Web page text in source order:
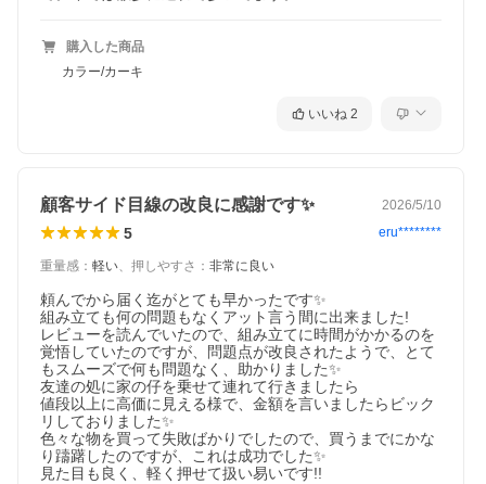
購入した商品
カラー/カーキ
いいね 2
顧客サイド目線の改良に感謝です✨ 2026/5/10
5 eru********
重量感 ： 軽い、 押しやすさ ： 非常に良い
頼んでから届く迄がとても早かったです✨
組み立ても何の問題もなくアット言う間に出来ました!
レビューを読んでいたので、組み立てに時間がかかるのを
覚悟していたのですが、問題点が改良されたようで、とて
もスムーズで何も問題なく、助かりました✨
友達の処に家の仔を乗せて連れて行きましたら
値段以上に高価に見える様で、金額を言いましたらビック
リしておりました✨
色々な物を買って失敗ばかりでしたので、買うまでにかな
り躊躇したのですが、これは成功でした✨
見た目も良く、軽く押せて扱い易いです!!